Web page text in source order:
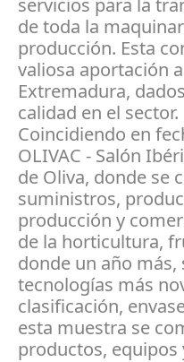
de toda la
producción. Esta
valiosa aportación
Extremadura,
calidad en el sector.
Coincidiendo en
OLIVAC - Salón
de Oliva, donde se
suministros,
producción y
de la horticultura,
donde un año
tecnologías más
clasificación,
esta muestra se
productos, equipos